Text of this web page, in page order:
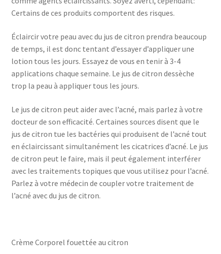
Certains de ces produits comportent des risques.
Éclaircir votre peau avec du jus de citron prendra beaucoup
de temps, il est donc tentant d’essayer d’appliquer une
lotion tous les jours. Essayez de vous en tenir à 3-4
applications chaque semaine. Le jus de citron dessèche
trop la peau à appliquer tous les jours.
Le jus de citron peut aider avec l’acné, mais parlez à votre
docteur de son efficacité. Certaines sources disent que le
jus de citron tue les bactéries qui produisent de l’acné tout
en éclaircissant simultanément les cicatrices d’acné. Le jus
de citron peut le faire, mais il peut également interférer
avec les traitements topiques que vous utilisez pour l’acné.
Parlez à votre médecin de coupler votre traitement de
l’acné avec du jus de citron.
Crème Corporel fouettée au citron